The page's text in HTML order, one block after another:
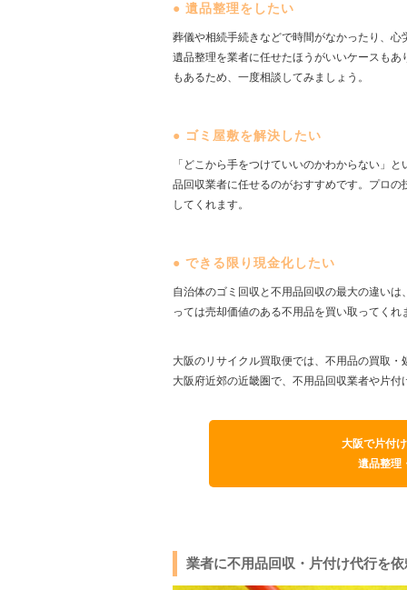
● 遺品整理をしたい
葬儀や相続手続きなどで時間がなかったり、
遺品整理を業者に任せたほうがいいケースも
もあるため、一度相談してみましょう。
● ゴミ屋敷を解決したい
「どこから手をつけていいのかわからない」
品回収業者に任せるのがおすすめです。プロ
してくれます。
● できる限り現金化したい
自治体のゴミ回収と不用品回収の最大の違い
っては売却価値のある不用品を買い取ってくれ
大阪のリサイクル買取便では、不用品の買取
大阪府近郊の近畿圏で、不用品回収業者や片
大阪で片付
遺品整理
業者に不用品回収・片付け代行を